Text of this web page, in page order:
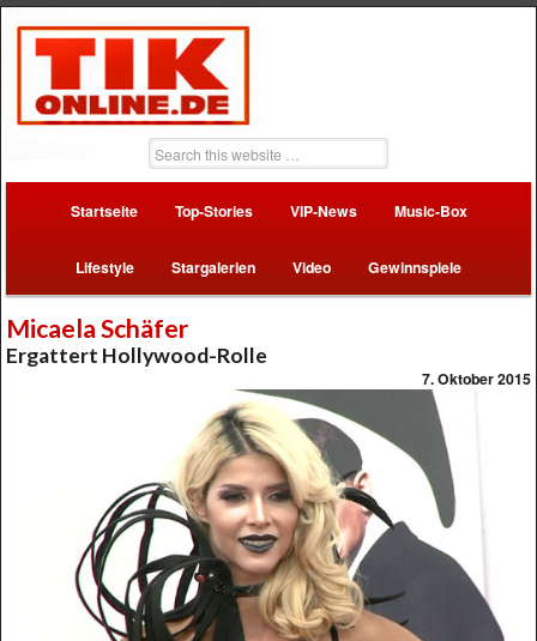
Startseite Top-Stories VIP-News Music-Box
Lifestyle Stargalerien Video Gewinnspiele
Micaela Schäfer
Ergattert Hollywood-Rolle
7. Oktober 2015